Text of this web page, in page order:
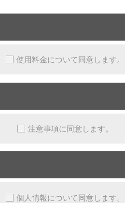
使用料金について同意します。
注意事項に同意します。
個人情報について同意します。